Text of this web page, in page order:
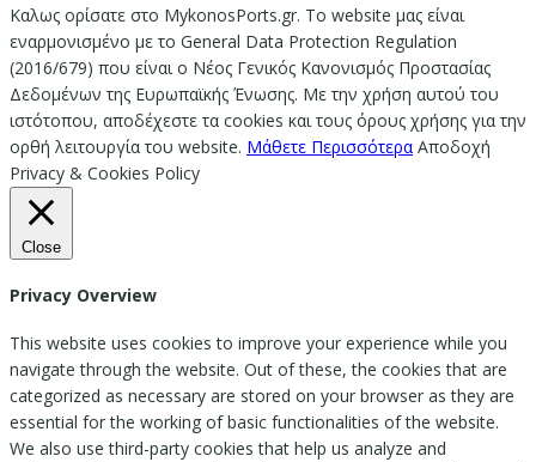
Καλως ορίσατε στο MykonosPorts.gr. Το website μας είναι
εναρμονισμένο με το General Data Protection Regulation
(2016/679) που είναι ο Νέος Γενικός Κανονισμός Προστασίας
Δεδομένων της Ευρωπαϊκής Ένωσης. Με την χρήση αυτού του
ιστότοπου, αποδέχεστε τα cookies και τους όρους χρήσης για την
ορθή λειτουργία του website. Μάθετε Περισσότερα Αποδοχή
Privacy & Cookies Policy
Close
Privacy Overview
This website uses cookies to improve your experience while you
navigate through the website. Out of these, the cookies that are
categorized as necessary are stored on your browser as they are
essential for the working of basic functionalities of the website.
We also use third-party cookies that help us analyze and